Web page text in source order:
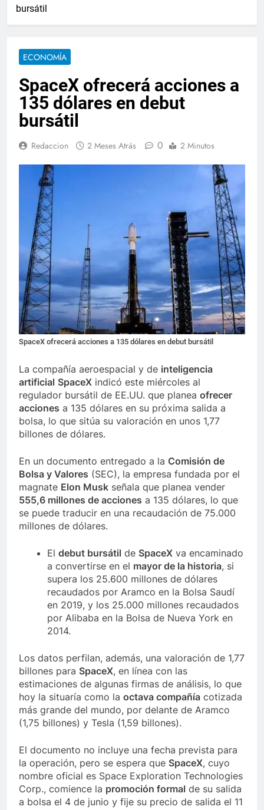
bursátil
ECONOMÍA
SpaceX ofrecerá acciones a
135 dólares en debut
bursátil
Redaccion 2 Meses Atrás 0 2 Minutos
SpaceX ofrecerá acciones a 135 dólares en debut bursátil
La compañía aeroespacial y de inteligencia
artificial SpaceX indicó este miércoles al
regulador bursátil de EE.UU. que planea ofrecer
acciones a 135 dólares en su próxima salida a
bolsa, lo que sitúa su valoración en unos 1,77
billones de dólares.
En un documento entregado a la Comisión de
Bolsa y Valores (SEC), la empresa fundada por el
magnate Elon Musk señala que planea vender
555,6 millones de acciones a 135 dólares, lo que
se puede traducir en una recaudación de 75.000
millones de dólares.
El debut bursátil de SpaceX va encaminado
a convertirse en el mayor de la historia, si
supera los 25.600 millones de dólares
recaudados por Aramco en la Bolsa Saudí
en 2019, y los 25.000 millones recaudados
por Alibaba en la Bolsa de Nueva York en
2014.
Los datos perfilan, además, una valoración de 1,77
billones para SpaceX, en línea con las
estimaciones de algunas firmas de análisis, lo que
hoy la situaría como la octava compañía cotizada
más grande del mundo, por delante de Aramco
(1,75 billones) y Tesla (1,59 billones).
El documento no incluye una fecha prevista para
la operación, pero se espera que SpaceX, cuyo
nombre oficial es Space Exploration Technologies
Corp., comience la promoción formal de su salida
a bolsa el 4 de junio y fije su precio de salida el 11